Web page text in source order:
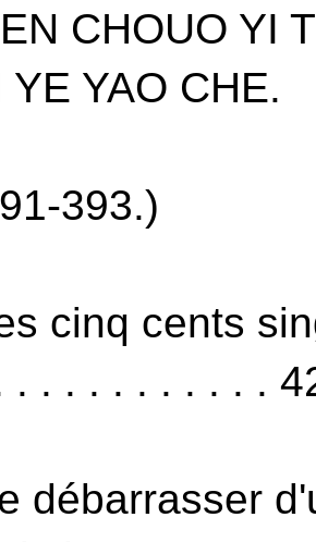
CHOUO YI
YE YAO CHE.
393.)
cinq cents
. . . . . . . . . . .
débarrasser